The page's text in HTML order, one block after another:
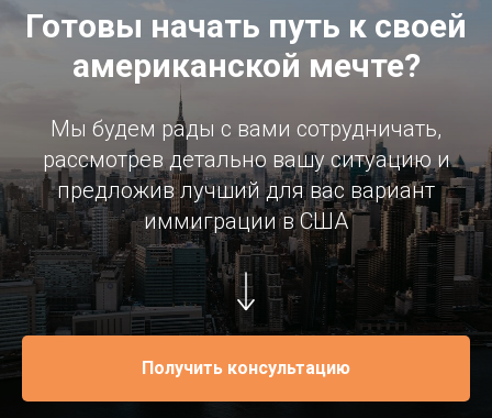
Готовы начать путь к своей
американской мечте?
Мы будем рады с вами сотрудничать,
рассмотрев детально вашу ситуацию и
предложив лучший для вас вариант
иммиграции в США
Получить консультацию